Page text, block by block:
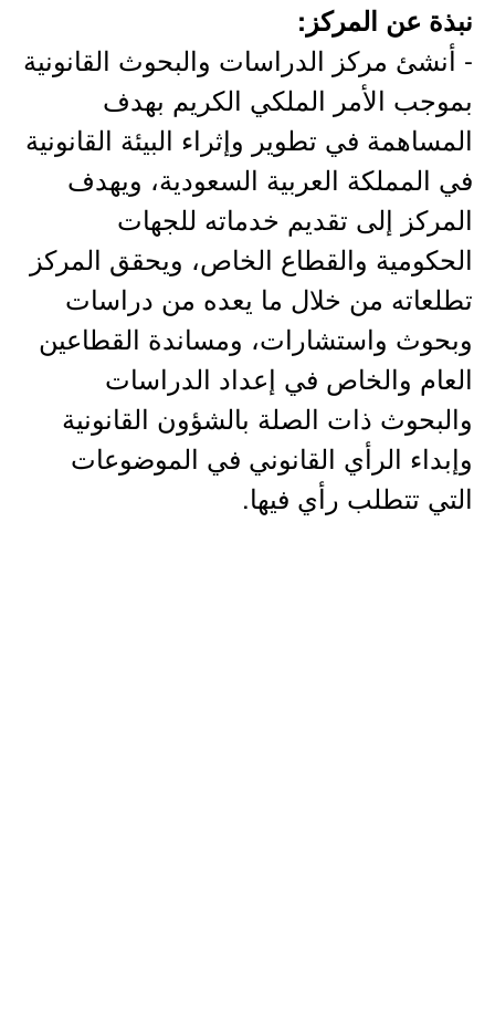
نبذة عن المركز:
- أنشئ مركز الدراسات والبحوث القانونية
بموجب الأمر الملكي الكريم بهدف
المساهمة في تطوير وإثراء البيئة القانونية
في المملكة العربية السعودية، ويهدف
المركز إلى تقديم خدماته للجهات
الحكومية والقطاع الخاص، ويحقق المركز
تطلعاته من خلال ما يعده من دراسات
وبحوث واستشارات، ومساندة القطاعين
العام والخاص في إعداد الدراسات
والبحوث ذات الصلة بالشؤون القانونية
وإبداء الرأي القانوني في الموضوعات
التي تتطلب رأي فيها.